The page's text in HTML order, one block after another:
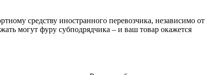
средству иностранного перевозчика, независимо от
могут фуру субподрядчика – и ваш товар окажется